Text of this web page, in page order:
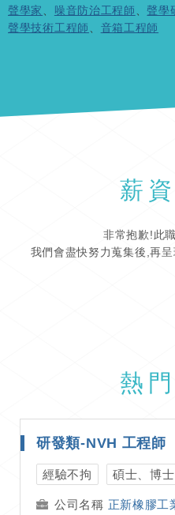
聲學家 噪音防治工程師 、聲學
聲學技術工程師
音箱工程師
薪
非常抱歉!此
我們會盡快努力蒐集後,再
熱
經驗不拘 碩士、博士
正新橡膠工